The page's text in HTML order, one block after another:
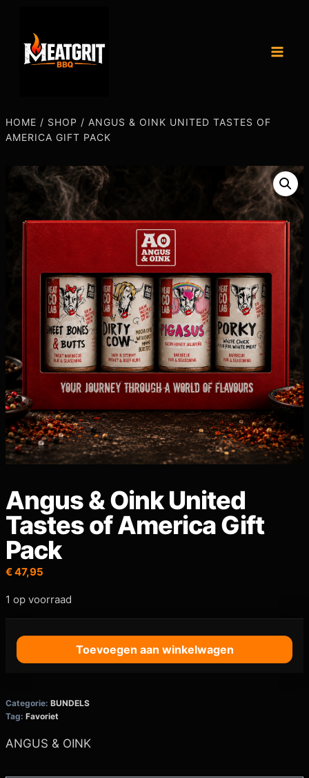
HOME / SHOP / ANGUS & OINK UNITED TASTES OF
AMERICA GIFT PACK
Angus & Oink United
Tastes of America Gift
Pack
€47,95
1 op voorraad
Toevoegen aan winkelwagen
Categorie: BUNDELS
Tag: Favoriet
ANGUS & OINK